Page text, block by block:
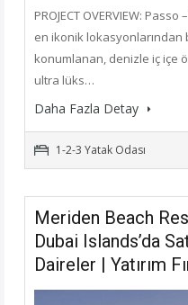
PROJECT OVERVIEW:
en ikonik lokasyonlarından
konumlanan, denizle iç içe
ultra lüks…
Daha Fazla Detay
1-2-3 Yatak Odası
Meriden Beach
Dubai Islands’da
Daireler | Yatırım